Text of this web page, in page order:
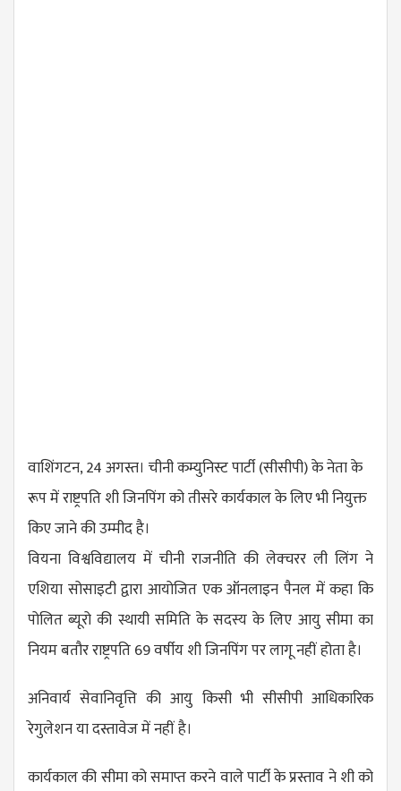
वाशिंगटन, 24 अगस्त। चीनी कम्युनिस्ट पार्टी (सीसीपी) के नेता के
रूप में राष्ट्रपति शी जिनपिंग को तीसरे कार्यकाल के लिए भी नियुक्त
किए जाने की उम्मीद है।
वियना विश्वविद्यालय में चीनी राजनीति की लेक्चरर ली लिंग ने
एशिया सोसाइटी द्वारा आयोजित एक ऑनलाइन पैनल में कहा कि
पोलित ब्यूरो की स्थायी समिति के सदस्य के लिए आयु सीमा का
नियम बतौर राष्ट्रपति 69 वर्षीय शी जिनपिंग पर लागू नहीं होता है।
अनिवार्य सेवानिवृत्ति की आयु किसी भी सीसीपी आधिकारिक
रेगुलेशन या दस्तावेज में नहीं है।
कार्यकाल की सीमा को समाप्त करने वाले पार्टी के प्रस्ताव ने शी को